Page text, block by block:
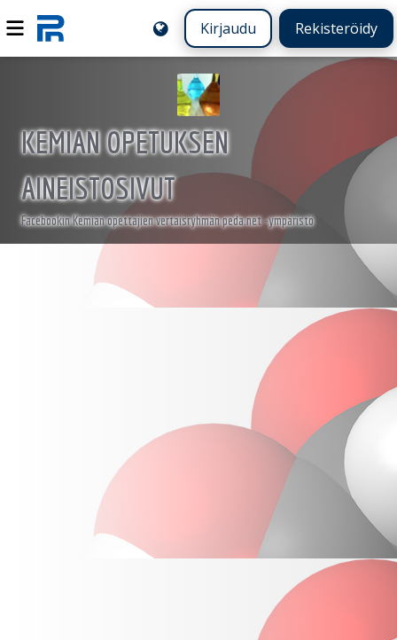
Kirjaudu Rekisteröidy
KEMIAN OPETUKSEN
AINEISTOSIVUT
Facebookin Kemian opettajien vertaisryhmän peda.net -ympäristö